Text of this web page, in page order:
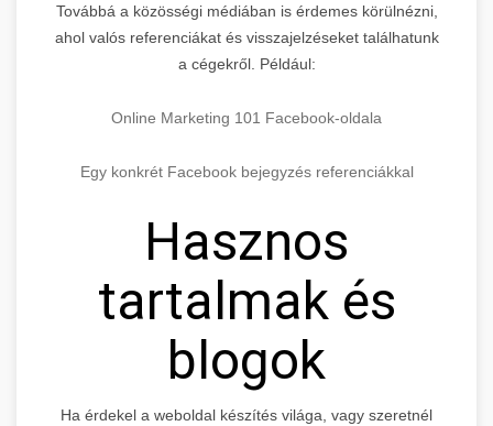
Továbbá a közösségi médiában is érdemes körülnézni,
ahol valós referenciákat és visszajelzéseket találhatunk
a cégekről. Például:
Online Marketing 101 Facebook-oldala
Egy konkrét Facebook bejegyzés referenciákkal
Hasznos
tartalmak és
blogok
Ha érdekel a weboldal készítés világa, vagy szeretnél